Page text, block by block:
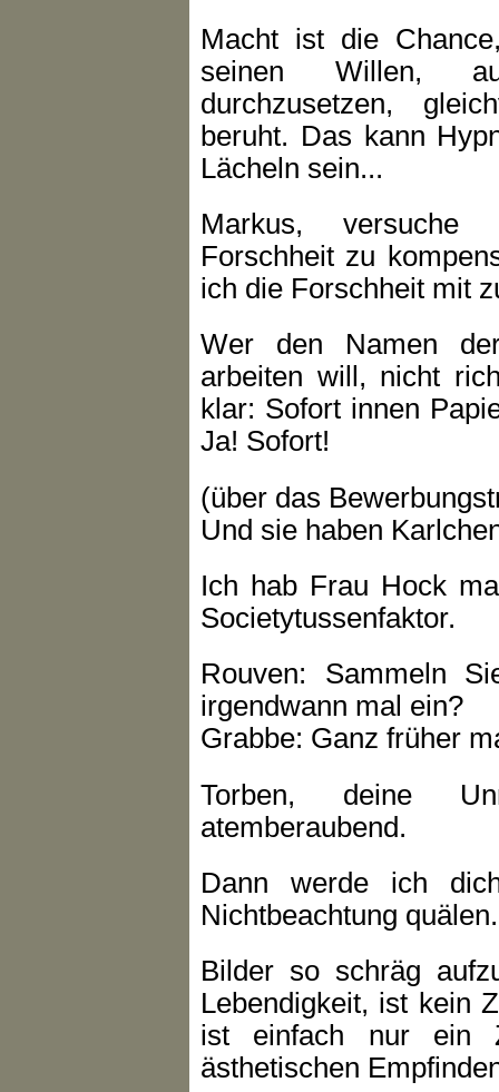
Macht ist die
seinen Willen,
durchzusetzen,
beruht. Das kann
Lächeln sein...
Markus, versuche
Forschheit zu
ich die Forschheit mit
Wer den Namen
arbeiten will, nicht
klar: Sofort innen
Ja! Sofort!
(über das
Und sie haben
Ich hab Frau Hock
Societytussenfaktor.
Rouven: Sammeln
irgendwann mal ein?
Grabbe: Ganz früher
Torben, deine
atemberaubend.
Dann werde ich
Nichtbeachtung
Bilder so schräg
Lebendigkeit, ist kein
ist einfach nur ein
ästhetischen